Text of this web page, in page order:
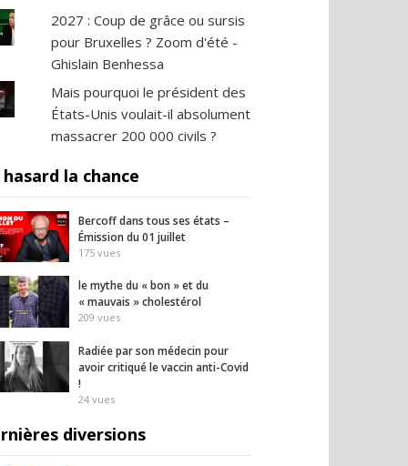
2027 : Coup de grâce ou sursis
pour Bruxelles ? Zoom d'été -
Ghislain Benhessa
Mais pourquoi le président des
États-Unis voulait-il absolument
massacrer 200 000 civils ?
hasard la chance
Bercoff dans tous ses états –
Émission du 01 juillet
175 vues
le mythe du « bon » et du
« mauvais » cholestérol
209 vues
Radiée par son médecin pour
avoir critiqué le vaccin anti-Covid
!
24 vues
diversions